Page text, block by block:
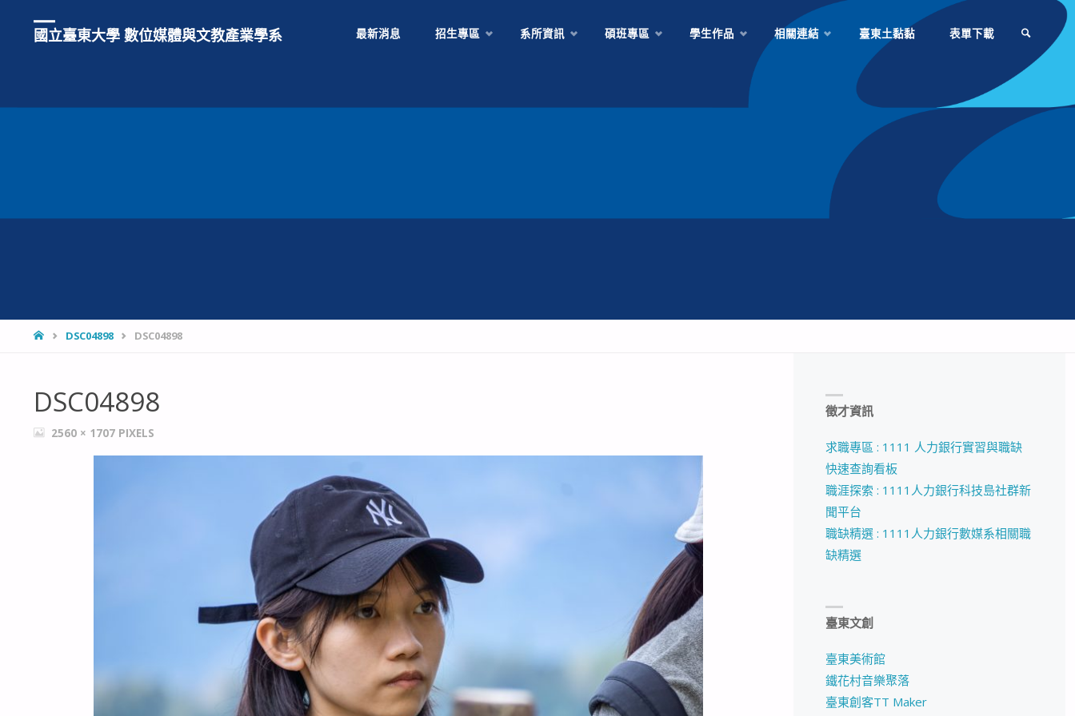
國立臺東大學 數位媒體與文教產業學系 最新消息 招生專區 系所資訊 碩班專區 學生作品 相關連結 臺東土黏黏 表單下載
HOMEDSC04898 DSC04898
DSC04898
FULL2560 × 1707 PIXELS
徵才資訊
求職專區 : 1111 人力銀行實習與職缺
快速查詢看板
職涯探索 : 1111人力銀行科技島社群新
聞平台
職缺精選 : 1111人力銀行數媒系相關職
缺精選
臺東文創
臺東美術館
鐵花村音樂聚落
臺東創客TT Maker